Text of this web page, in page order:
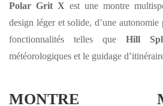
Polar Grit X est une montre
design léger et solide, d’une
fonctionnalités telles que Hill
météorologiques et le guidage
MONTRE